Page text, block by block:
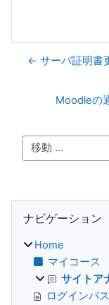
← サーバ証明書
Moodleの
移動 ...
ブロック
ナビゲーション
Home
マイコース
サイトア
ログインパ